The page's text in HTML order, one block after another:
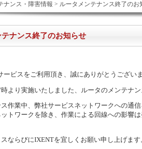
ナンス・障害情報 > ルータメンテナンス終了のお
ナンス終了のお知らせ
ービスをご利用頂き、誠にありがとうございま
より実施いたしました、ルータのメンテナ
作業中、弊社サービスネットワークへの通
トワークを除き、作業による回線への影響は
ならびにIXENTを宜しくお願い申し上げます